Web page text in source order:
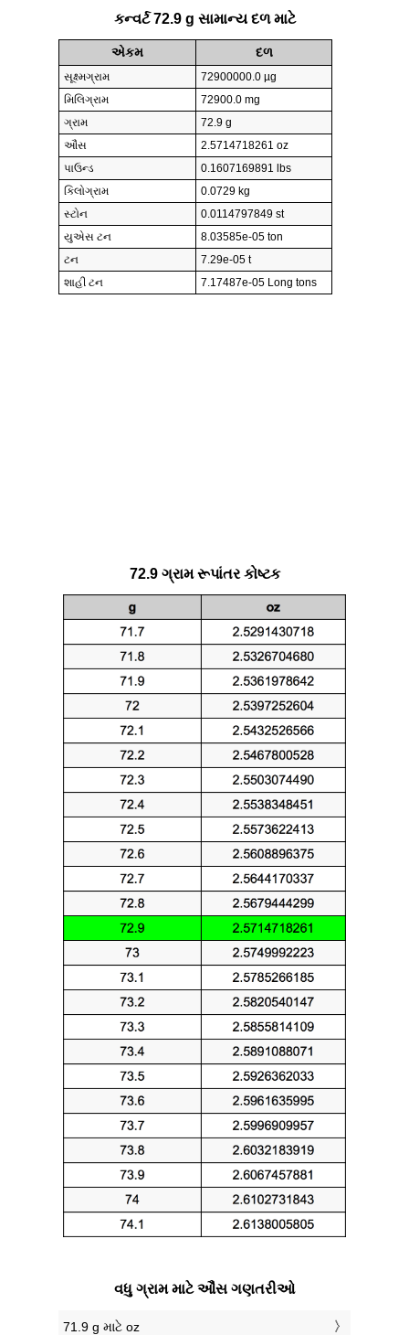
કન્વર્ટ 72.9 g સામાન્ય દળ માટે
એકમ દળ
સૂક્ષ્મગ્રામ
72900000.0 µg
મિલિગ્રામ
72900.0 mg
ગ્રામ
72.9 g
ઔંસ
2.5714718261 oz
પાઉન્ડ
0.1607169891 lbs
કિલોગ્રામ
0.0729 kg
સ્ટોન
0.0114797849 st
યુએસ ટન
8.03585e-05 ton
ટન
7.29e-05 t
શાહી ટન
7.17487e-05 Long tons
72.9 ગ્રામ રૂપાંતર કોષ્ટક
વધુ ગ્રામ માટે ઔંસ ગણતરીઓ
71.9 g માટે oz